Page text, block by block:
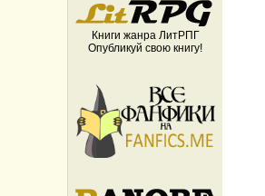
Книги жанра ЛитРПГ
Опубликуй свою книгу!